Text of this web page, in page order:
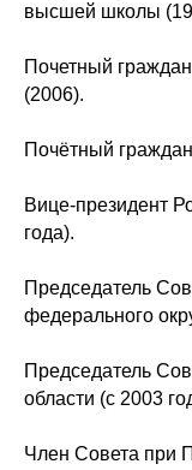
высшей школы
Почетный
(2006).
Почётный
Вице-президент
года).
Председатель
федерального
Председатель
области (с 2003
Член Совета при